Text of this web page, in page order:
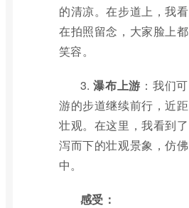
的清凉。在步道上，我
在拍照留念，大家脸上
笑容。
3.瀑布上游 ：我们
游的步道继续前行，近
壮观。在这里，我看到
泻而下的壮观景象，仿
中。
感受：